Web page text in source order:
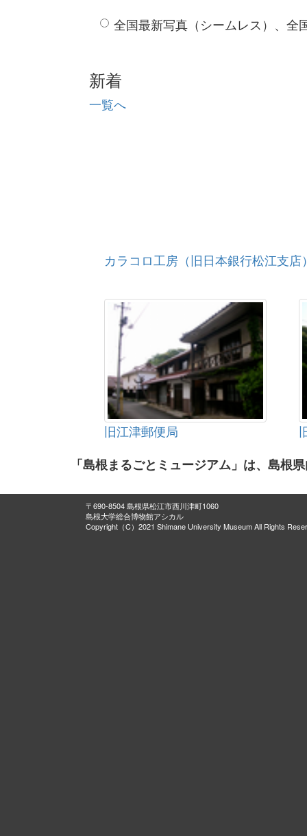
全国最新写真（シームレス）、全
新着
一覧へ
カラコロ工房（旧日本銀行松江支店
旧江津郵便局
「島根まるごとミュージアム」は、島根
〒690-8504 島根県松江市西川津町1060
島根大学総合博物館アシカル
Copyright（C）2021 Shimane University Museum All Rights